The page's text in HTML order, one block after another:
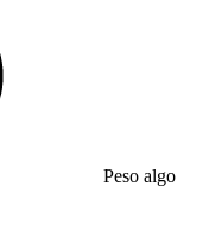
Peso algo